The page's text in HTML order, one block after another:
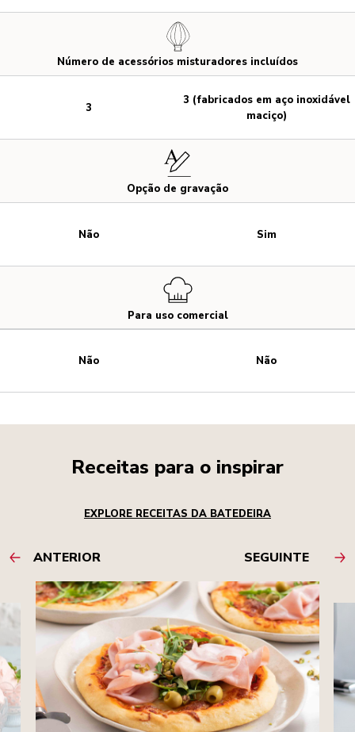
Número de acessórios misturadores incluídos
Opção de gravação
Para uso comercial
3
Não
Não
3 (fabricados em aço inoxidável
maciço)
Sim
Não
Receitas para o inspirar
EXPLORE RECEITAS DA BATEDEIRA
ANTERIOR SEGUINTE